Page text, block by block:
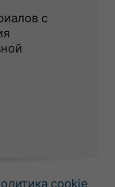
с
cookie